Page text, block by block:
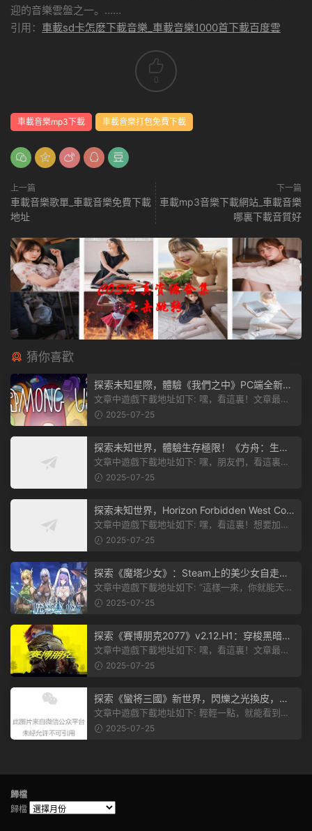
迎的音樂雲盤之一。……
引用： 車載sd卡怎麽下載音樂_車載音樂1000首下載百度雲
0
車載音樂mp3下載 車載音樂打包免費下載
上一篇
車載音樂歌單_車載音樂免費下載
地址
下一篇
車載mp3音樂下載網站_車載音樂
哪裏下載音質好
猜你喜歡
探索未知星際，體驗《我們之中》PC端全新版
本
文章中遊戲下載地址如下: 嘿，看這裏！文章最後
有個圖片，點一下就能加入我們遊...
2025-07-25
探索未知世界，體驗生存極限！《方舟：生存
飛升》v38.9中文版全新升級！
文章中遊戲下載地址如下: 嘿，朋友們，看這裏！
《方舟：生存飛升》這個遊戲超火...
2025-07-25
探索未知世界，Horizon Forbidden West Com
plete Edition正式發布！
文章中遊戲下載地址如下: 嘿，看這裏！想要加入
遊戲資源分享群，就點文章最後那...
2025-07-25
探索《魔塔少女》：Steam上的美少女自走
棋，戰鬥與策略的雙重盛宴！
文章中遊戲下載地址如下: “這樣一來，你就能天天
2025-07-25
探索《賽博朋克2077》v2.12.H1：穿梭黑暗都
市，感受未來世界的震撼
文章中遊戲下載地址如下: 嘿，看這裏！文章最後
有個圖片，點一下就能加入我們的...
2025-07-25
探索《蠻将三國》新世界，閃爍之光換皮，共
赴手遊盛宴！
文章中遊戲下載地址如下: 輕輕一點，就能看到原
文。 滑動一下屏幕，就能看到...
2025-07-25
歸檔
歸檔